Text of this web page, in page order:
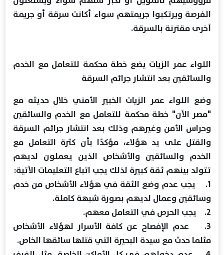
الفرصة ويرتكبوا جريمتهم سواء أكانت سرقة أو جريمة
آخرى مقترنة بالسرقة.
اللواء عمر الزيات يضع خطة محكمة للتعامل مع الخدم
والسائقين بعد انتشار جرائم السرقة
وضع اللواء عمر الزيات الخبير الأمني خلال حديثه مع
"مصر الآن" خطة محكمة للتعامل مع الخدم والسائقين
وحراس الأمن وغيرهم وذلك بعد انتشار جرائم السرقة
والقتل على يد هؤلاء، مؤكدًا بأن كثرة التعامل مع
الخدم والسائقين والأشخاص الذين يعملون لديهم
تتولد بينهم ثقة كبيرة لذلك يجب اتباع التعليمات الآتية:
1. يجب عدم وضع الثقة في هؤلاء الأشخاص من خدم
وسائقين وعمال لديهم بصورة شبهة كاملة.
2. يجب الحرص في التعامل معهم.
3. عدم الإفصاح عن كافة الأسرار لهؤلاء الأشخاص
مثلما حدث مع سيدة البحيرة التي قتلها سائقها الخاص.